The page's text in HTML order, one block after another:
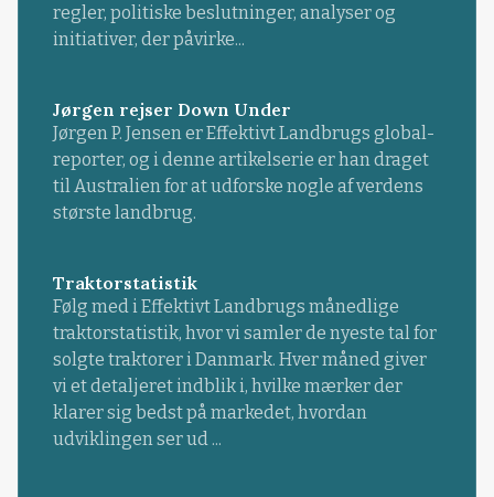
regler, politiske beslutninger, analyser og
initiativer, der påvirke...
Jørgen rejser Down Under
Jørgen P. Jensen er Effektivt Landbrugs global-
reporter, og i denne artikelserie er han draget
til Australien for at udforske nogle af verdens
største landbrug.
Traktorstatistik
Følg med i Effektivt Landbrugs månedlige
traktorstatistik, hvor vi samler de nyeste tal for
solgte traktorer i Danmark. Hver måned giver
vi et detaljeret indblik i, hvilke mærker der
klarer sig bedst på markedet, hvordan
udviklingen ser ud ...